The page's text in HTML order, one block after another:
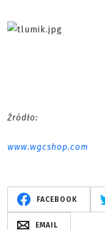
Źródło:
www.wgcshop.com
FACEBOOK
EMAIL